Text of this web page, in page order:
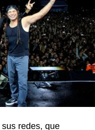
redes, que